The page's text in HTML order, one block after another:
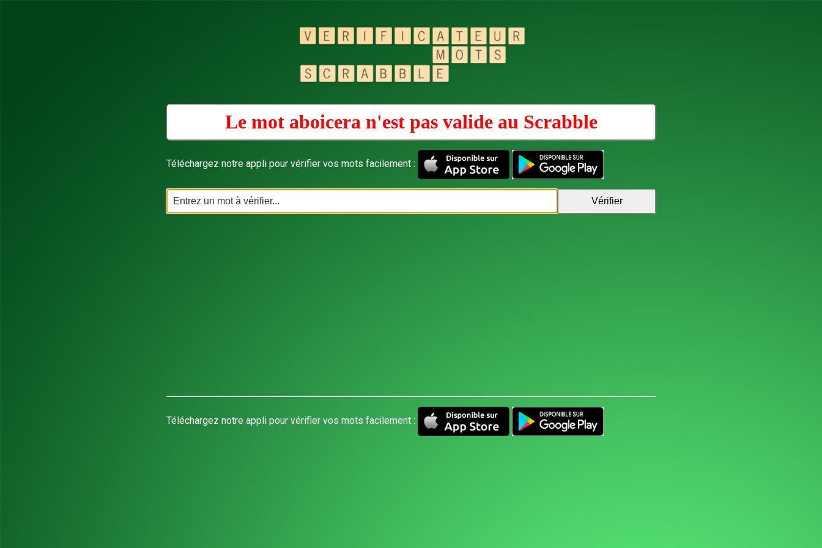
Le mot aboicera n'est pas valide au Scrabble
Téléchargez notre appli pour vérifier vos mots facilement :
Téléchargez notre appli pour vérifier vos mots facilement :